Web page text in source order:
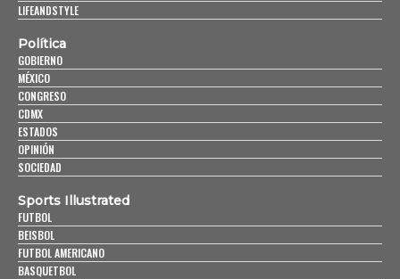
LIFEANDSTYLE
Política
GOBIERNO
MÉXICO
CONGRESO
CDMX
ESTADOS
OPINIÓN
SOCIEDAD
Sports Illustrated
FUTBOL
BEISBOL
FUTBOL AMERICANO
BASQUETBOL